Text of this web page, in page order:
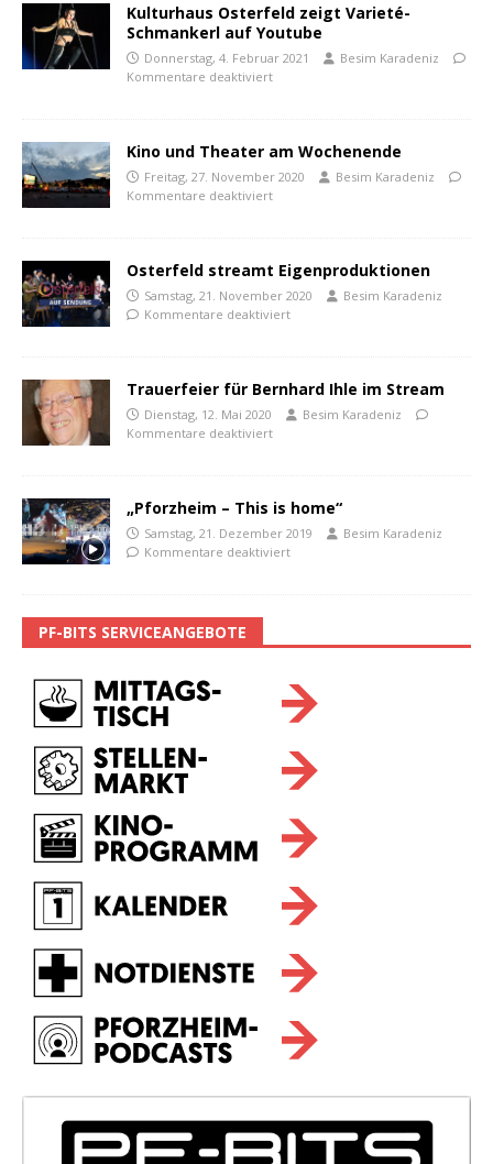
Kulturhaus Osterfeld zeigt Varieté-
Schmankerl auf Youtube
Donnerstag, 4. Februar 2021
Besim Karadeniz
Kommentare deaktiviert
Kino und Theater am Wochenende
Freitag, 27. November 2020
Besim Karadeniz
Kommentare deaktiviert
Osterfeld streamt Eigenproduktionen
Samstag, 21. November 2020
Besim Karadeniz
Kommentare deaktiviert
Trauerfeier für Bernhard Ihle im Stream
Dienstag, 12. Mai 2020
Besim Karadeniz
Kommentare deaktiviert
„Pforzheim – This is home“
Samstag, 21. Dezember 2019
Besim Karadeniz
Kommentare deaktiviert
PF-BITS SERVICEANGEBOTE